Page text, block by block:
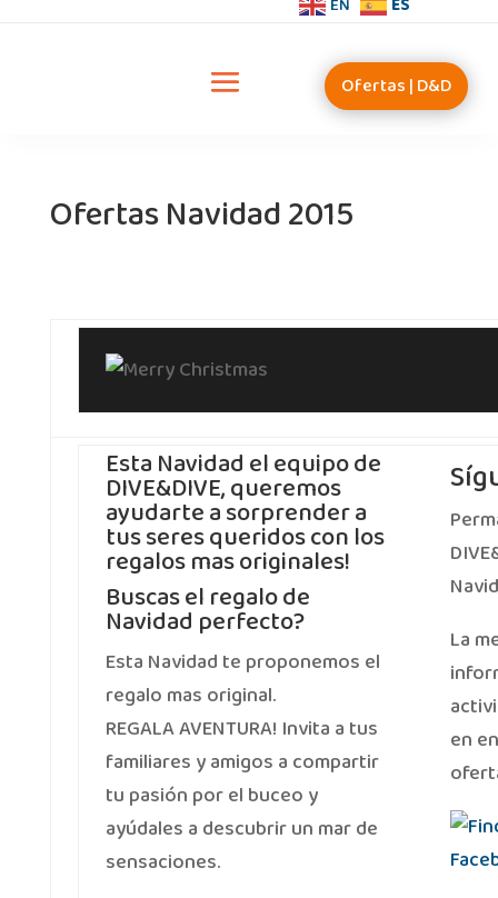
EN ES
Ofertas | D&D
Ofertas Navidad 2015
Esta Navidad el equipo de
DIVE&DIVE, queremos
ayudarte a sorprender a
tus seres queridos con los
regalos mas originales!
Buscas el regalo de
Navidad perfecto?
Esta Navidad te proponemos el
regalo mas original.
REGALA AVENTURA! Invita a tus
familiares y amigos a compartir
tu pasión por el buceo y
ayúdales a descubrir un mar de
sensaciones.
La
en